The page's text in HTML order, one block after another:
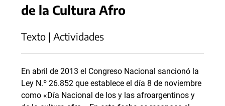
de la Cultura Afro
Texto | Actividades
En abril de 2013 el Congreso Nacional sancionó la
Ley N.º 26.852 que establece el día 8 de noviembre
como «Día Nacional de los y las afroargentinos y